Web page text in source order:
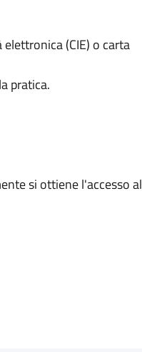
(CIE) o carta
pratica.
si ottiene l'accesso al